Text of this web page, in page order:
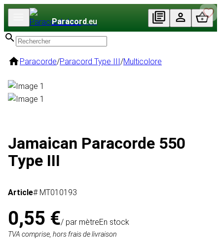
Paracord.eu
Paracorde/Paracord Type III/Multicolore
Jamaican Paracorde 550
Type III
Article# MT010193
0,55 €/ par mètreEn stock
TVA comprise, hors frais de livraison